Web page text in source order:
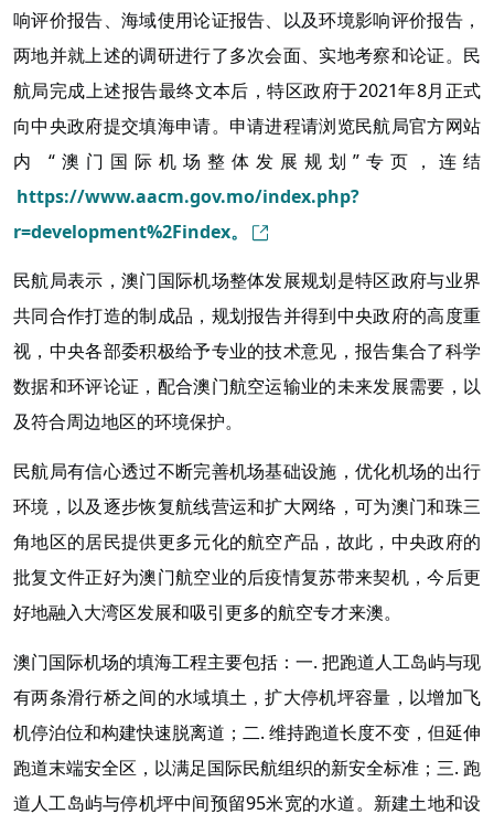
响评价报告、海域使用论证报告、以及环境影响评价报告，
两地并就上述的调研进行了多次会面、实地考察和论证。民
航局完成上述报告最终文本后，特区政府于2021年8月正式
向中央政府提交填海申请。申请进程请浏览民航局官方网站
内 “澳门国际机场整体发展规划”专页，连结
https://www.aacm.gov.mo/index.php?
r=development%2Findex。
民航局表示，澳门国际机场整体发展规划是特区政府与业界
共同合作打造的制成品，规划报告并得到中央政府的高度重
视，中央各部委积极给予专业的技术意见，报告集合了科学
数据和环评论证，配合澳门航空运输业的未来发展需要，以
及符合周边地区的环境保护。
民航局有信心透过不断完善机场基础设施，优化机场的出行
环境，以及逐步恢复航线营运和扩大网络，可为澳门和珠三
角地区的居民提供更多元化的航空产品，故此，中央政府的
批复文件正好为澳门航空业的后疫情复苏带来契机，今后更
好地融入大湾区发展和吸引更多的航空专才来澳。
澳门国际机场的填海工程主要包括：一. 把跑道人工岛屿与现
有两条滑行桥之间的水域填土，扩大停机坪容量，以增加飞
机停泊位和构建快速脱离道；二. 维持跑道长度不变，但延伸
跑道末端安全区，以满足国际民航组织的新安全标准；三. 跑
道人工岛屿与停机坪中间预留95米宽的水道。新建土地和设